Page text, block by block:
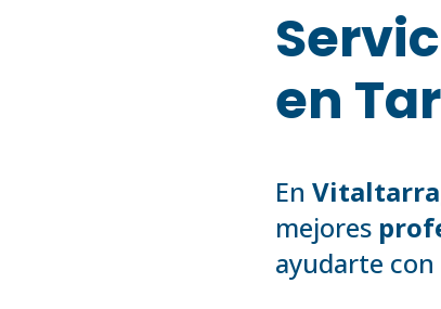
en
En
mejores
ayudarte con